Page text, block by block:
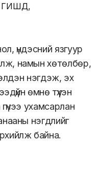
үндэсний язгуур
намын хөтөлбөр,
нэгдэж, эх
өмнө түүхэн
ухамсарлан
нэгдлийг
байна.